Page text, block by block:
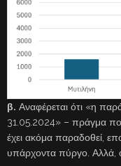
β. Αναφέρεται ότι «η
31.05.2024» – πράγμα
έχει ακόμα παραδοθεί,
υπάρχοντα πύργο.